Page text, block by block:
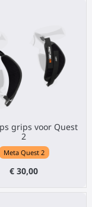
grips voor Quest
2
Meta Quest 2
€ 30,00